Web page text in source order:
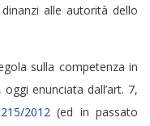
alle autorità dello
sulla competenza in
enunciata dall’art. 7,
2012 (ed in passato